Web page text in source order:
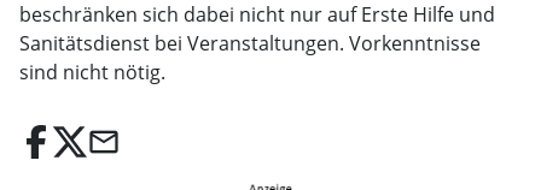
beschränken sich dabei nicht nur auf Erste Hilfe und
Sanitätsdienst bei Veranstaltungen. Vorkenntnisse
sind nicht nötig.
email